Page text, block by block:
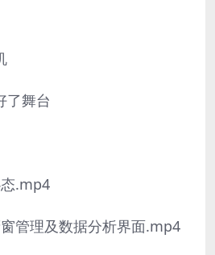
了舞台
.mp4
管理及数据分析界面.mp4